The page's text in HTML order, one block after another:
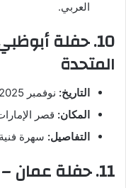
العربي.
10. حفلة
المتحدة
التاريخ: نوفمبر 2025
المكان: قصر
التفاصيل: سهرة
11. حفلة عمان – الأردن